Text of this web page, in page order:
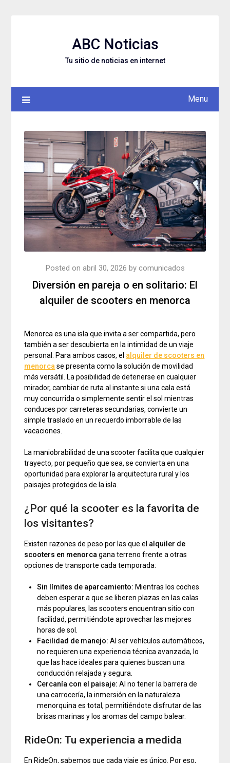
ABC Noticias
Tu sitio de noticias en internet
Menu
Diversión en pareja o en solitario: El
alquiler de scooters en menorca
Posted on abril 30, 2026 by comunicados
Menorca es una isla que invita a ser compartida, pero
también a ser descubierta en la intimidad de un viaje
personal. Para ambos casos, el alquiler de scooters en
menorcase presenta como la solución de movilidad
más versátil. La posibilidad de detenerse en cualquier
mirador, cambiar de ruta al instante si una cala está
muy concurrida o simplemente sentir el sol mientras
conduces por carreteras secundarias, convierte un
simple traslado en un recuerdo imborrable de las
vacaciones.
La maniobrabilidad de una scooter facilita que cualquier
trayecto, por pequeño que sea, se convierta en una
oportunidad para explorar la arquitectura rural y los
paisajes protegidos de la isla.
¿Por qué la scooter es la favorita de
los visitantes?
Existen razones de peso por las que el alquiler de
scooters en menorcagana terreno frente a otras
opciones de transporte cada temporada:
Sin límites de aparcamiento: Mientras los coches
deben esperar a que se liberen plazas en las calas
más populares, las scooters encuentran sitio con
facilidad, permitiéndote aprovechar las mejores
horas de sol.
Facilidad de manejo: Al ser vehículos automáticos,
no requieren una experiencia técnica avanzada, lo
que las hace ideales para quienes buscan una
conducción relajada y segura.
Cercanía con el paisaje: Al no tener la barrera de
una carrocería, la inmersión en la naturaleza
menorquina es total, permitiéndote disfrutar de las
brisas marinas y los aromas del campo balear.
RideOn: Tu experiencia a medida
En RideOn, sabemos que cada viaje es único. Por eso,